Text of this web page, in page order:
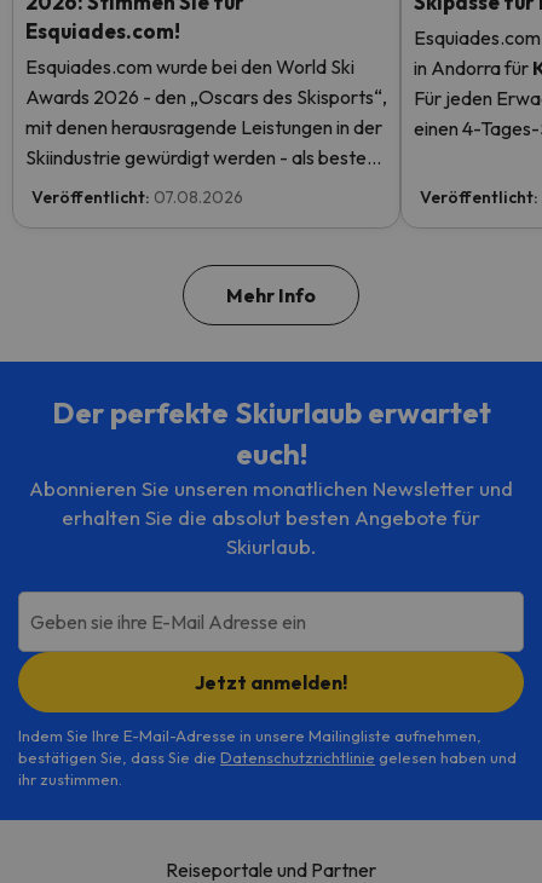
Esquiades.com!
Esquiades.com wurde bei den World Ski
Awards 2026 - den „Oscars des Skisports“,
mit denen herausragende Leistungen in der
Skiindustrie gewürdigt werden - als bester
Skiurlaubveranstalter der Welt nominiert.
Veröffentlicht: 07.08.2026
in Andorrafür
Für jeden
einen 4-
mehr.
Veröffentlicht:
Mehr Info
Der perfekte Skiurlaub erwartet
euch!
Abonnieren Sie unseren monatlichen Newsletter und
erhalten Sie die absolut besten Angebote für
Skiurlaub.
Geben sie ihre E-Mail Adresse ein
Jetzt anmelden!
Indem Sie Ihre E-Mail-Adresse in unsere Mailingliste aufnehmen,
bestätigen Sie, dass Sie die Datenschutzrichtlinie gelesen haben und
ihr zustimmen.
Reiseportale und Partner